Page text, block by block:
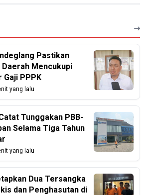
Pastikan
Mencukupi
Gaji PPPK
yang lalu
Tunggakan PBB-
Selama Tiga Tahun
yang lalu
Dua Tersangka
dan Penghasutan di